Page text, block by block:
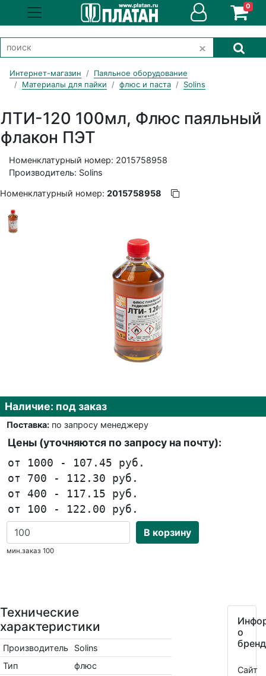
0
Интернет-магазин
Паяльное оборудование
Материалы для пайки
флюс и паста Solins
ЛТИ-120 100мл, Флюс паяльный
флакон ПЭТ
Номенклатурный номер: 2015758958
Производитель: Solins
Номенклатурный номер: 2015758958
Наличие: под заказ
Поставка:по запросу менеджеру
Цены (уточняются по запросу на почту):
от 1000 - 107.45 руб.
от 700 - 112.30 руб.
от 400 - 117.15 руб.
от 100 - 122.00 руб.
В корзину
мин.заказ 100
Технические
характеристики
Производитель
Solins
Тип
флюс
о
Сайт